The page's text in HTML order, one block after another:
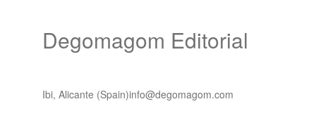
Degomagom Editorial
Ibi, Alicante (Spain)info@degomagom.com